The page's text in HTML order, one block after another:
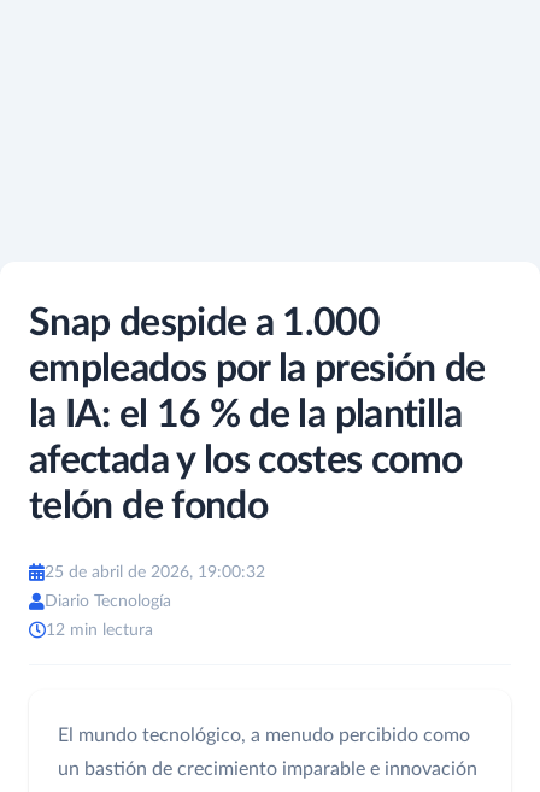
Snap despide a 1.000
empleados por la presión de
la IA: el 16 % de la plantilla
afectada y los costes como
telón de fondo
25 de abril de 2026, 19:00:32
Diario Tecnología
12 min lectura
El mundo tecnológico, a menudo percibido como
un bastión de crecimiento imparable e innovación